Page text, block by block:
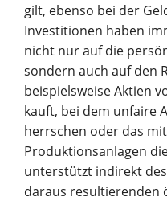
gilt, ebenso bei der
Investitionen haben
nicht nur auf die
sondern auch auf den
beispielsweise Aktien
kauft, bei dem unfaire
herrschen oder das
Produktionsanlagen
unterstützt indirekt
daraus resultierenden